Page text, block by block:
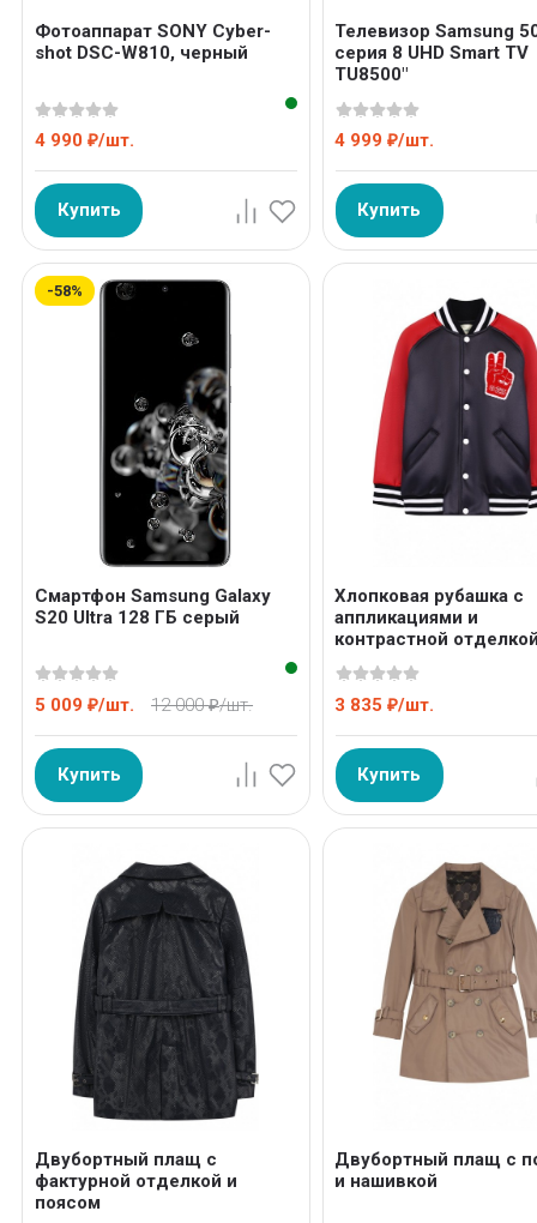
Фотоаппарат SONY Cyber-
shot DSC-W810, черный
4 990 ₽/шт.
Купить
Телевизор Samsung
серия 8 UHD Smart TV
TU8500"
4 999 ₽/шт.
Купить
-58%
Смартфон Samsung Galaxy
S20 Ultra 128 ГБ серый
5 009 ₽/шт. 12 000 ₽/шт.
Купить
Хлопковая рубашка с
аппликациями и
контрастной
3 835 ₽/шт.
Купить
Двубортный плащ с
фактурной отделкой и
поясом
Двубортный плащ с
и нашивкой